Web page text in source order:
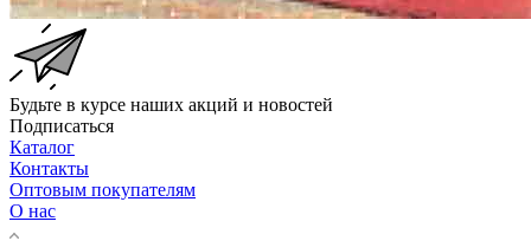
Будьте в курсе наших акций и новостей
Подписаться
Каталог
Контакты
Оптовым покупателям
О нас